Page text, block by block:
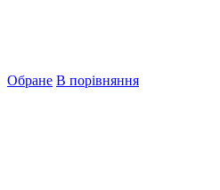
Обране В порівняння